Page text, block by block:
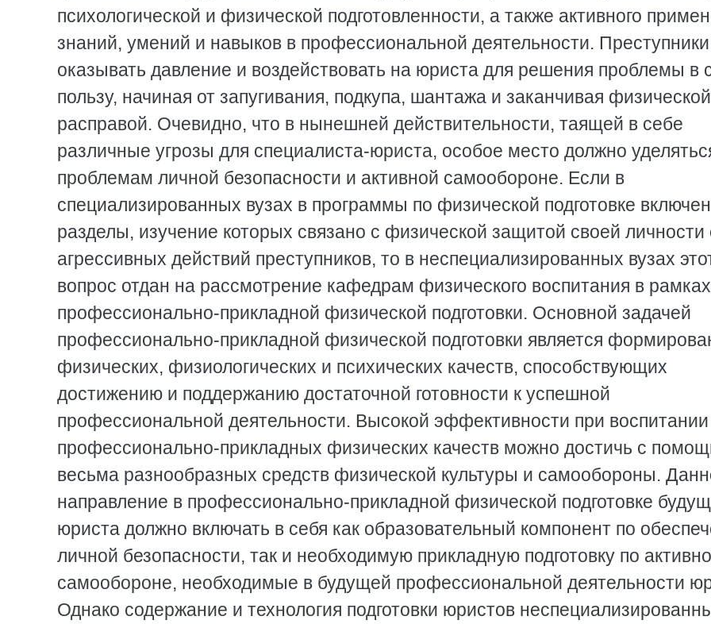
психологической и физической подготовленности, а также активного
знаний, умений и навыков в профессиональной деятельности.
оказывать давление и воздействовать на юриста для решения проблемы в
пользу, начиная от запугивания, подкупа, шантажа и заканчивая физической
расправой. Очевидно, что в нынешней действительности, таящей в себе
различные угрозы для специалиста-юриста, особое место должно
проблемам личной безопасности и активной самообороне. Если в
специализированных вузах в программы по физической подготовке
разделы, изучение которых связано с физической защитой своей личности
агрессивных действий преступников, то в неспециализированных вузах
вопрос отдан на рассмотрение кафедрам физического воспитания в рамках
профессионально-прикладной физической подготовки. Основной задачей
профессионально-прикладной физической подготовки является
физических, физиологических и психических качеств, способствующих
достижению и поддержанию достаточной готовности к успешной
профессиональной деятельности. Высокой эффективности при воспитании
профессионально-прикладных физических качеств можно достичь с
весьма разнообразных средств физической культуры и самообороны.
направление в профессионально-прикладной физической подготовке
юриста должно включать в себя как образовательный компонент по
личной безопасности, так и необходимую прикладную подготовку по
самообороне, необходимые в будущей профессиональной деятельности
Однако содержание и технология подготовки юристов